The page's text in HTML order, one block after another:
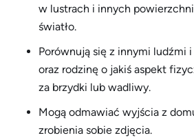
w lustrach i innych
światło.
Porównują się z innymi ludźmi
oraz rodzinę o jakiś aspekt
za brzydki lub wadliwy.
Mogą odmawiać wyjścia z
zrobienia sobie zdjęcia.